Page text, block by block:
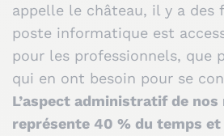
appelle le château, il y a des
poste informatique est
pour les professionnels, que
qui en ont besoin pour se
L’aspect administratif de nos
représente 40 % du temps